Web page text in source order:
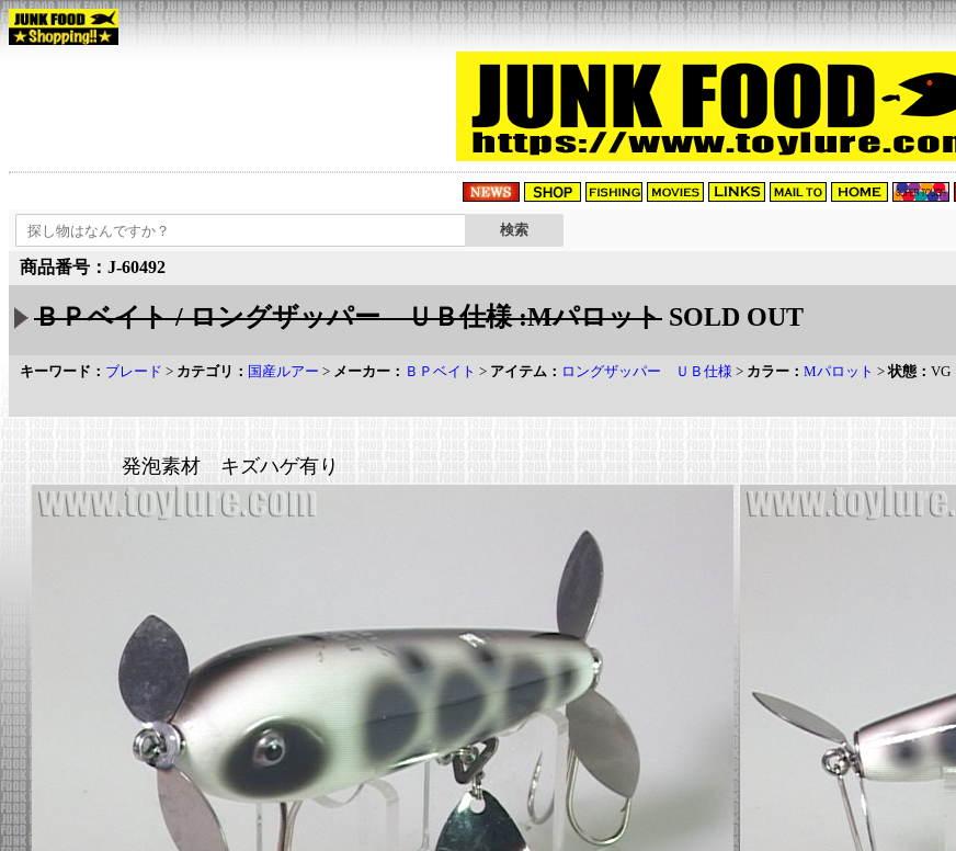
商品番号：J-60492
ＢＰベイト / ロングザッパー ＵＢ仕様 :Mパロット SOLD OUT
キーワード： ブレード > カテゴリ： 国産ルアー > メーカー： ＢＰベイト > アイテム： ロングザッパー ＵＢ仕様 > カラー： Mパロット >状態： VG
発泡素材 キズハゲ有り